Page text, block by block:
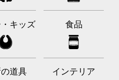
キッズ 食品
道具 インテリア